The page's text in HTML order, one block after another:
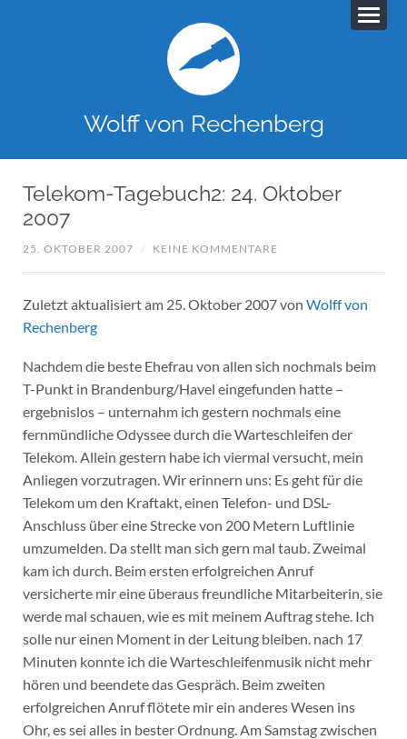
Wolff von Rechenberg
Telekom-Tagebuch2: 24. Oktober
2007
25. OKTOBER 2007 / KEINE KOMMENTARE
Zuletzt aktualisiert am 25. Oktober 2007 von Wolff von
Rechenberg
Nachdem die beste Ehefrau von allen sich nochmals beim
T-Punkt in Brandenburg/Havel eingefunden hatte –
ergebnislos – unternahm ich gestern nochmals eine
fernmündliche Odyssee durch die Warteschleifen der
Telekom. Allein gestern habe ich viermal versucht, mein
Anliegen vorzutragen. Wir erinnern uns: Es geht für die
Telekom um den Kraftakt, einen Telefon- und DSL-
Anschluss über eine Strecke von 200 Metern Luftlinie
umzumelden. Da stellt man sich gern mal taub. Zweimal
kam ich durch. Beim ersten erfolgreichen Anruf
versicherte mir eine überaus freundliche Mitarbeiterin, sie
werde mal schauen, wie es mit meinem Auftrag stehe. Ich
solle nur einen Moment in der Leitung bleiben. nach 17
Minuten konnte ich die Warteschleifenmusik nicht mehr
hören und beendete das Gespräch. Beim zweiten
erfolgreichen Anruf flötete mir ein anderes Wesen ins
Ohr, es sei alles in bester Ordnung. Am Samstag zwischen